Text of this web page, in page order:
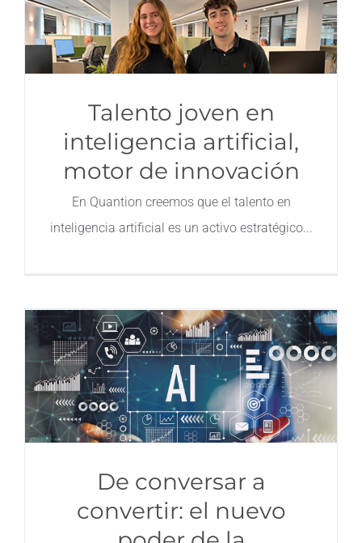
Talento joven en
inteligencia artificial,
motor de innovación
En Quantion creemos que el talento en
inteligencia artificial es un activo estratégico
De conversar a
convertir: el nuevo